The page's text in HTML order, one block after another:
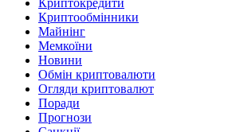
Криптообмінники
Майнінг
Мемкоїни
Новини
Обмін криптовалюти
Огляди криптовалют
Поради
Прогнози